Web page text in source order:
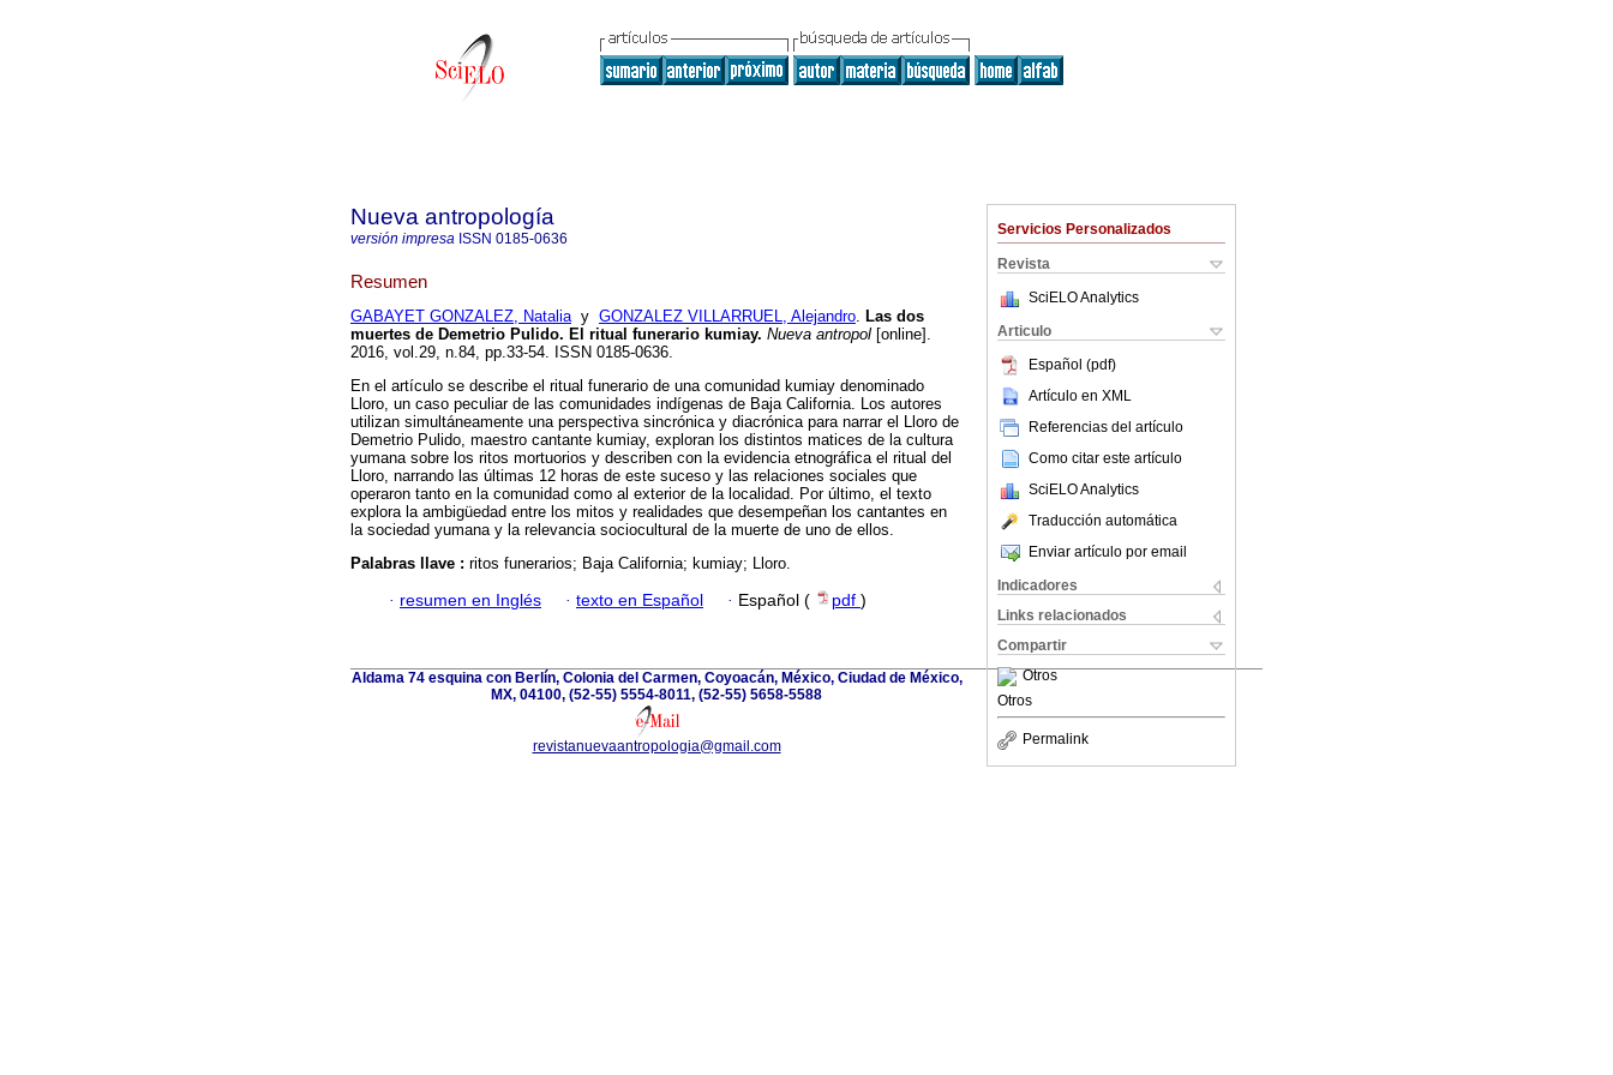
Servicios Personalizados
Revista
SciELO Analytics
Articulo
Español (pdf)
Artículo en XML
Referencias del artículo
Como citar este artículo
SciELO Analytics
Traducción automática
Enviar artículo por email
Indicadores
Links relacionados
Compartir
Otros
Otros
Permalink
Nueva antropología
versión impresa ISSN 0185-0636
Resumen
GABAYET GONZALEZ, Nataliay GONZALEZ VILLARRUEL, Alejandro. Las dos
muertes de Demetrio Pulido. El ritual funerario kumiay. Nueva antropol [online].
2016, vol.29, n.84, pp.33-54. ISSN 0185-0636.
En el artículo se describe el ritual funerario de una comunidad kumiay denominado
Lloro, un caso peculiar de las comunidades indígenas de Baja California. Los autores
utilizan simultáneamente una perspectiva sincrónica y diacrónica para narrar el Lloro de
Demetrio Pulido, maestro cantante kumiay, exploran los distintos matices de la cultura
yumana sobre los ritos mortuorios y describen con la evidencia etnográfica el ritual del
Lloro, narrando las últimas 12 horas de este suceso y las relaciones sociales que
operaron tanto en la comunidad como al exterior de la localidad. Por último, el texto
explora la ambigüedad entre los mitos y realidades que desempeñan los cantantes en
la sociedad yumana y la relevancia sociocultural de la muerte de uno de ellos.
Palabras llave : ritos funerarios; Baja California; kumiay; Lloro.
· resumen en Inglés · texto en Español · Español ( pdf )
Aldama 74 esquina con Berlín, Colonia del Carmen, Coyoacán, México, Ciudad de México,
MX, 04100, (52-55) 5554-8011, (52-55) 5658-5588
revistanuevaantropologia@gmail.com